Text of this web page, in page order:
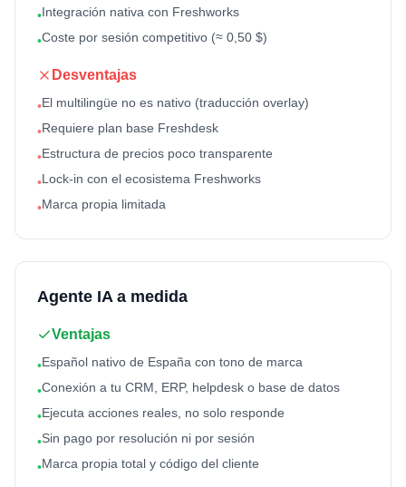
•Integración nativa con Freshworks
•Coste por sesión competitivo (≈ 0,50 $)
Desventajas
•El multilingüe no es nativo (traducción overlay)
•Requiere plan base Freshdesk
•Estructura de precios poco transparente
•Lock-in con el ecosistema Freshworks
•Marca propia limitada
Agente IA a medida
Ventajas
•Español nativo de España con tono de marca
•Conexión a tu CRM, ERP, helpdesk o base de datos
•Ejecuta acciones reales, no solo responde
•Sin pago por resolución ni por sesión
•Marca propia total y código del cliente